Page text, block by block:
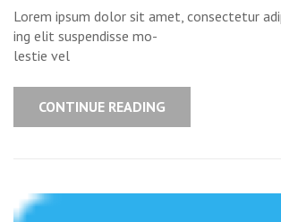
Construction
Lorem ipsum dolor sit amet, consectetur
ing elit suspendisse mo-
lestie vel
CONTINUE READING